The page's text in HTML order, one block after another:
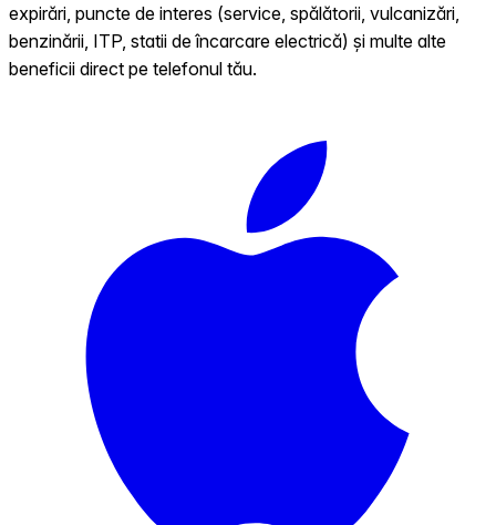
expirări, puncte de interes (service, spălătorii, vulcanizări,
benzinării, ITP, statii de încarcare electrică) și multe alte
beneficii direct pe telefonul tău.